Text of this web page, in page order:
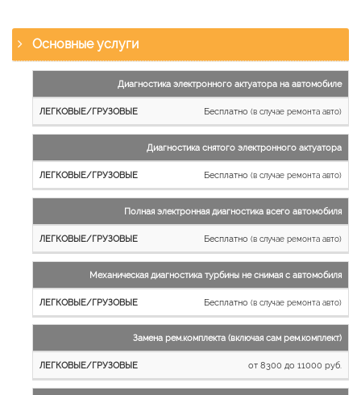
Основные услуги
работы
Легковые
и
Грузовые
автомобили
Диагностика электронного актуатора на автомобиле
Бесплатно (в случае ремонта авто)
Диагностика снятого электронного актуатора
Бесплатно (в случае ремонта авто)
Полная электронная диагностика всего автомобиля
Бесплатно (в случае ремонта авто)
Механическая диагностика турбины не снимая с автомобиля
Бесплатно (в случае ремонта авто)
Замена рем.комплекта (включая сам рем.комплект)
от 8300 до 11000 руб.